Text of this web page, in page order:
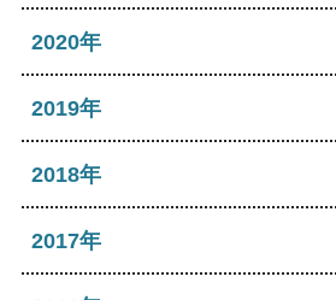
2026年02月
2025年07月
2025年06月
2025年04月
2024年08月
2024年07月
2024年06月
2024年04月
2023年10月
2023年08月
2023年07月
2023年06月
2022年10月
2022年08月
2022年07月
2022年06月
2021年12月
2021年10月
2021年08月
2020年
2020年12月
2020年10月
2019年
2019年12月
2019年10月
2018年
2018年12月
2017年